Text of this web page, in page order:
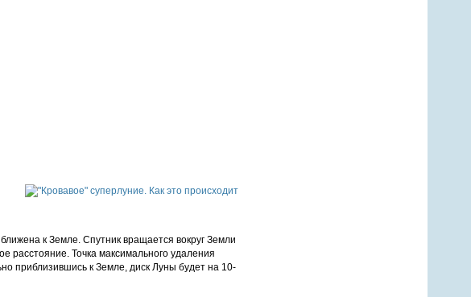
к Земле. Спутник вращается вокруг Земли
расстояние. Точка максимального удаления
приблизившись к Земле, диск Луны будет на 10-